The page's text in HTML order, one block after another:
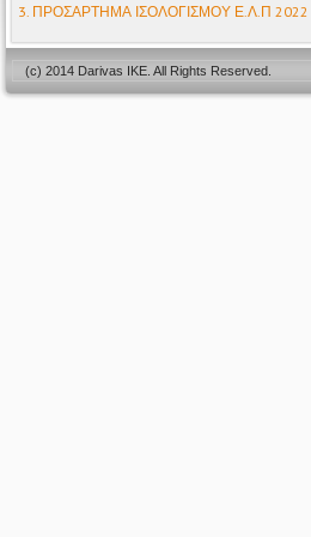
3. ΠΡΟΣΑΡΤΗΜΑ ΙΣΟΛΟΓΙΣΜΟΥ Ε.Λ.Π 2022
(c) 2014 Darivas IKE. All Rights Reserved.